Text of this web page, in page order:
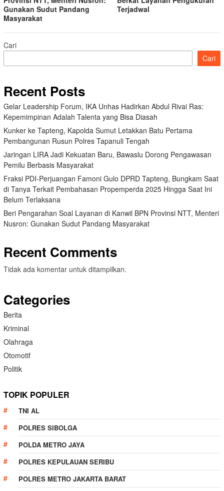
Gunakan Sudut Pandang
Masyarakat
Terjadwal
Cari
Cari
Recent Posts
Gelar Leadership Forum, IKA Unhas Hadirkan Abdul Rivai Ras:
Kepemimpinan Adalah Talenta yang Bisa Diasah
Kunker ke Tapteng, Kapolda Sumut Letakkan Batu Pertama
Pembangunan Rusun Polres Tapanuli Tengah
Jaringan LIRA Jadi Kekuatan Baru, Bawaslu Dorong Pengawasan
Pemilu Berbasis Masyarakat
Fraksi PDI-Perjuangan Famoni Gulo DPRD Tapteng, Bungkam Saat
di Tanya Terkait Pembahasan Propemperda 2025 Hingga Saat Ini
Belum Terlaksana
Beri Pengarahan Soal Layanan di Kanwil BPN Provinsi NTT, Menteri
Nusron: Gunakan Sudut Pandang Masyarakat
Recent Comments
Tidak ada komentar untuk ditampilkan.
Categories
Berita
Kriminal
Olahraga
Otomotif
Politik
TOPIK POPULER
TNI AL
POLRES SIBOLGA
POLDA METRO JAYA
POLRES KEPULAUAN SERIBU
POLRES METRO JAKARTA BARAT